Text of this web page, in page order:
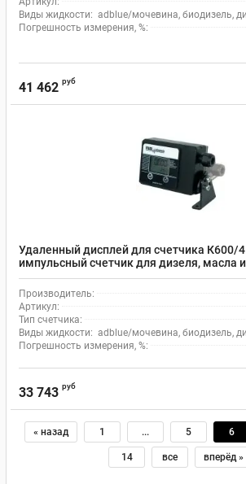
Виды жидкости: adblue/мочевина, биодизель,
Погрешность измерения, %:
41 462 руб
Удаленный дисплей для счетчика К600/4
импульсный счетчик для дизеля, масла и
стеклоомывателя, погрешность до 0.5%
Производитель:
Артикул:
Тип счетчика:
Виды жидкости: adblue/мочевина, биодизель,
Погрешность измерения, %:
33 743 руб
« назад 1 ... 5 6
14 все вперёд »